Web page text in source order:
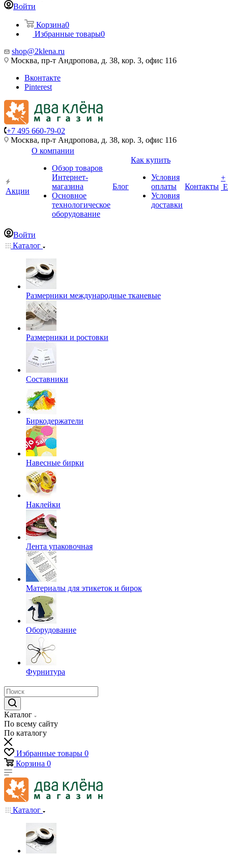
Войти
Корзина0
Избранные товары0
shop@2klena.ru
Москва, пр-т Андропова, д. 38, кор. 3, офис 116
Вконтакте
Pinterest
+7 495 660-79-02
Москва, пр-т Андропова, д. 38, кор. 3, офис 116
Акции
О компании
Обзор товаров
Интернет-
магазина
Основное
технологическое
оборудование
Блог
Как купить
Условия
оплаты
Условия
доставки
Контакты
+
Войти
Каталог
Размерники международные тканевые
Размерники и ростовки
Составники
Биркодержатели
Навесные бирки
Наклейки
Лента упаковочная
Материалы для этикеток и бирок
Оборудование
Фурнитура
Каталог
По всему сайту
По каталогу
Избранные товары 0
Корзина 0
Каталог